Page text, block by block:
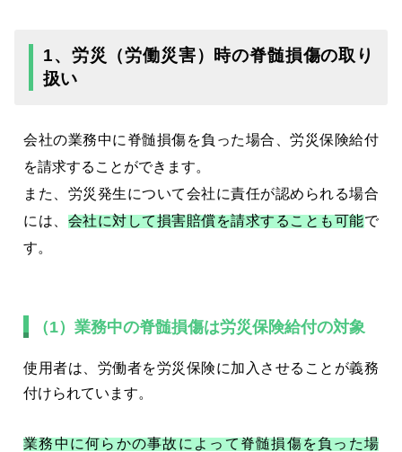
1、労災（労働災害）時の脊髄損傷の取り
扱い
会社の業務中に脊髄損傷を負った場合、労災保険給付
を請求することができます。
また、労災発生について会社に責任が認められる場合
には、 会社に対して損害賠償を請求することも可能で
す。
（1）業務中の脊髄損傷は労災保険給付の対象
使用者は、労働者を労災保険に加入させることが義務
付けられています。
業務中に何らかの事故によって脊髄損傷を負った場